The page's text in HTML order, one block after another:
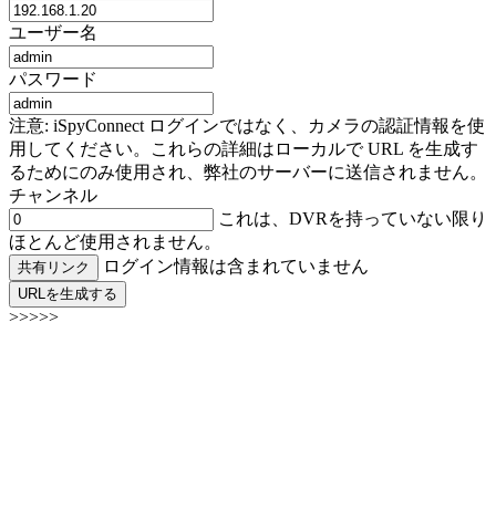
ユーザー名
パスワード
注意: iSpyConnect ログインではなく、カメラの認証情報を使
用してください。これらの詳細はローカルで URL を生成す
るためにのみ使用され、弊社のサーバーに送信されません。
チャンネル
これは、DVRを持っていない限り
ほとんど使用されません。
共有リンク ログイン情報は含まれていません
URLを生成する
>>>>>